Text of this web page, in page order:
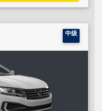
中级